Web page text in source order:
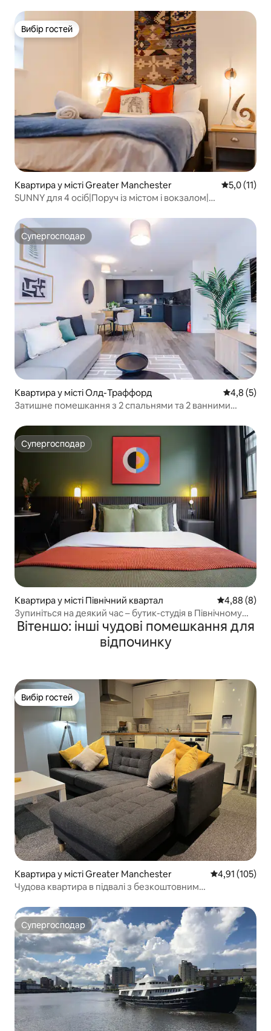
Вибір гостей
Вибір гостей
Квартира у місті Greater Manchester Середня
5,0 (11)
SUNNY для 4 осіб|Поруч із містом і вокзалом|
Супергосподар
Супергосподар
Квартира у місті Олд-Траффорд Середня
4,8 (5)
Затишне помешкання з 2 спальнями та 2 ванними
відпочинку та безкоштовне паркування
Супергосподар
Супергосподар
Квартира у місті Північний квартал Середня
4,88 (8)
Зупиніться на деякий час – бутик-студія в Північному
кварталі
Вітеншо: інші чудові помешкання для
відпочинку
Вибір гостей
Вибір гостей
Квартира у місті Greater Manchester Середня
4,91 (105)
Чудова квартира в підвалі з безкоштовним
Супергосподар
Супергосподар